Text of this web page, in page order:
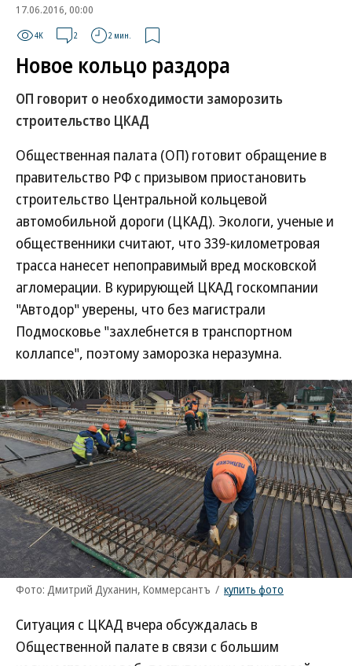
17.06.2016, 00:00
4K 2 2 мин.
Новое кольцо раздора
ОП говорит о необходимости заморозить
строительство ЦКАД
Общественная палата (ОП) готовит обращение в
правительство РФ с призывом приостановить
строительство Центральной кольцевой
автомобильной дороги (ЦКАД). Экологи, ученые и
общественники считают, что 339-километровая
трасса нанесет непоправимый вред московской
агломерации. В курирующей ЦКАД госкомпании
"Автодор" уверены, что без магистрали
Подмосковье "захлебнется в транспортном
коллапсе", поэтому заморозка неразумна.
Фото: Дмитрий Духанин, Коммерсантъ / купить фото
Ситуация с ЦКАД вчера обсуждалась в
Общественной палате в связи с большим